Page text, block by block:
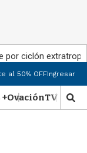
por ciclón
al 50% OFFIngresar
+OvaciónTV Show
M
o